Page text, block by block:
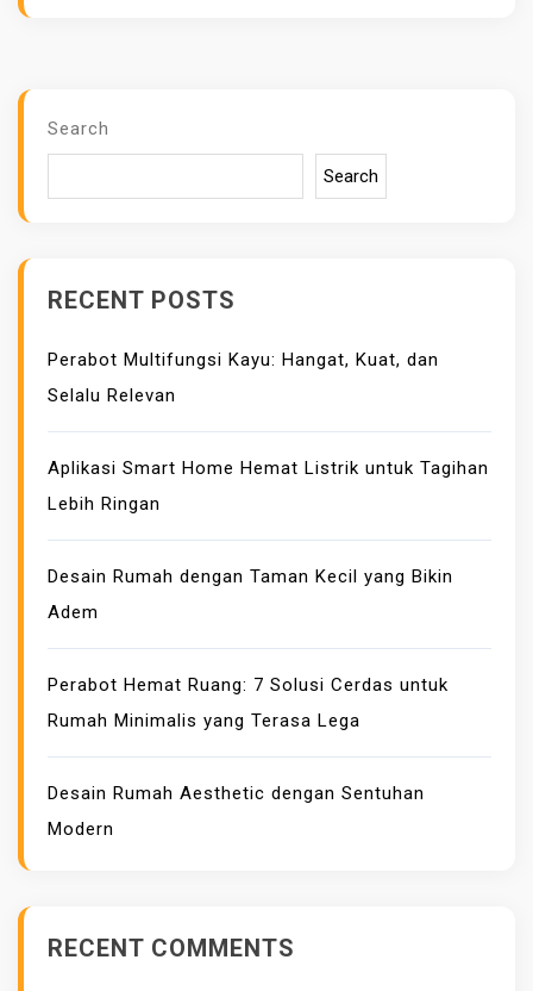
Search
Search
RECENT POSTS
Perabot Multifungsi Kayu: Hangat, Kuat, dan
Selalu Relevan
Aplikasi Smart Home Hemat Listrik untuk Tagihan
Lebih Ringan
Desain Rumah dengan Taman Kecil yang Bikin
Adem
Perabot Hemat Ruang: 7 Solusi Cerdas untuk
Rumah Minimalis yang Terasa Lega
Desain Rumah Aesthetic dengan Sentuhan
Modern
RECENT COMMENTS